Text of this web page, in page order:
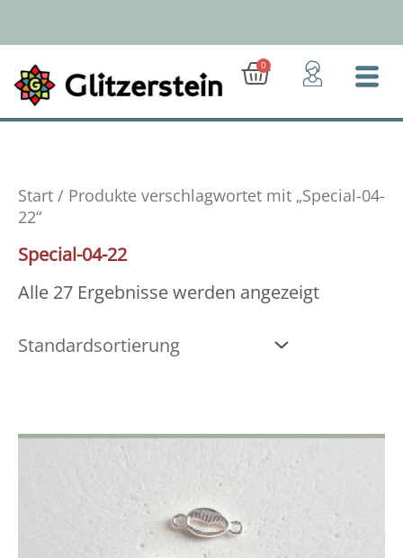
springen
0
Warenkorb
Start / Produkte verschlagwortet mit „Special-04-
22“
Special-04-22
Alle 27 Ergebnisse werden angezeigt